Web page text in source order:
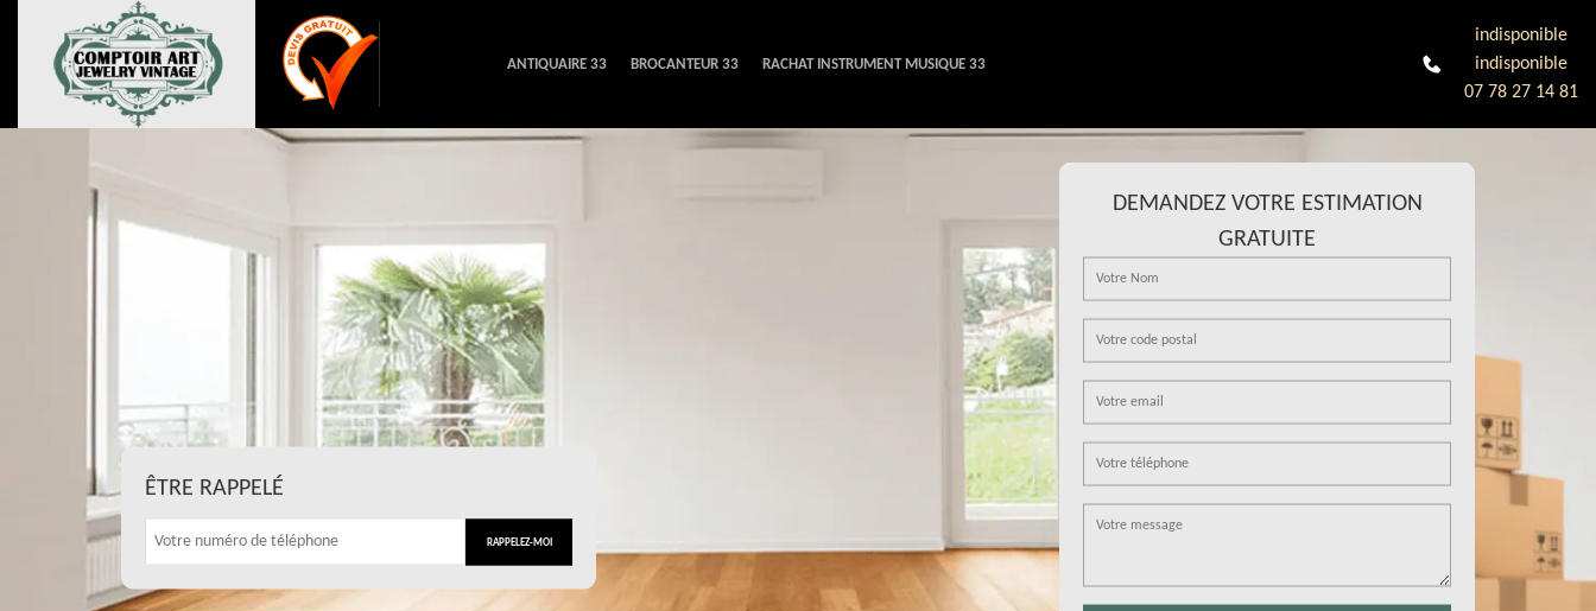
ANTIQUAIRE 33 BROCANTEUR 33 RACHAT INSTRUMENT MUSIQUE 33
indisponible
indisponible
07 78 27 14 81
ÊTRE RAPPELÉ
DEMANDEZ VOTRE ESTIMATION
GRATUITE